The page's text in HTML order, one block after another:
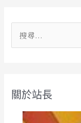
字
關於站長